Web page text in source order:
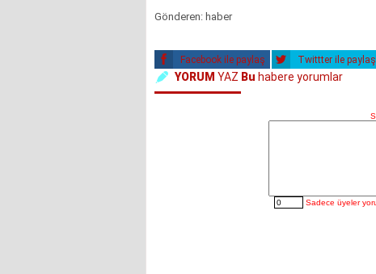
Gönderen: haber
Facebook ile paylaş Twittter ile paylaş
YORUM YAZ Bu habere yorumlar